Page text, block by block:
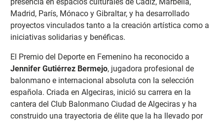
Madrid, París, Mónaco y Gibraltar, y ha desarrollado
proyectos vinculados tanto a la creación artística como a
iniciativas solidarias y benéficas.
El Premio del Deporte en Femenino ha reconocido a
Jennifer Gutiérrez Bermejo, jugadora profesional de
balonmano e internacional absoluta con la selección
española. Criada en Algeciras, inició su carrera en la
cantera del Club Balonmano Ciudad de Algeciras y ha
construido una trayectoria de élite que la ha llevado por